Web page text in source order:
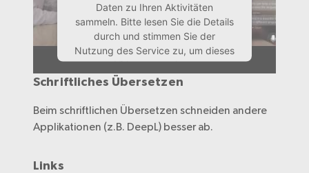
Daten zu Ihren Aktivitäten
sammeln. Bitte lesen Sie die Details
durch und stimmen Sie der
Nutzung des Service zu, um dieses
Video anzusehen.
Mehr Informationen
Schriftliches Übersetzen
Beim schriftlichen Übersetzen schneiden andere
Applikationen (z.B. DeepL) besser ab.
Links